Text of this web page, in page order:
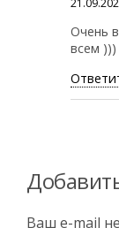
Очень
всем )))
Ваш e-mail